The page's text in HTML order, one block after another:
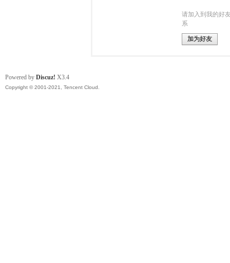
请加入到我的好
系
加为好友
Powered by Discuz! X3.4
Copyright © 2001-2021, Tencent Cloud.